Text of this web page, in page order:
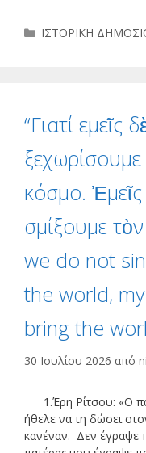
Κατηγορίες
ΙΣΤΟΡΙΚΗ
“Γιατί εμεῖς
κόσμο.
σμίξουμε
we do not
the world,
bring the
30 Ιουλίου 2026 από
1.Έρη Ρίτσου: «Ο
ήθελε να τη δώσει
κανέναν. Δεν έγραψε